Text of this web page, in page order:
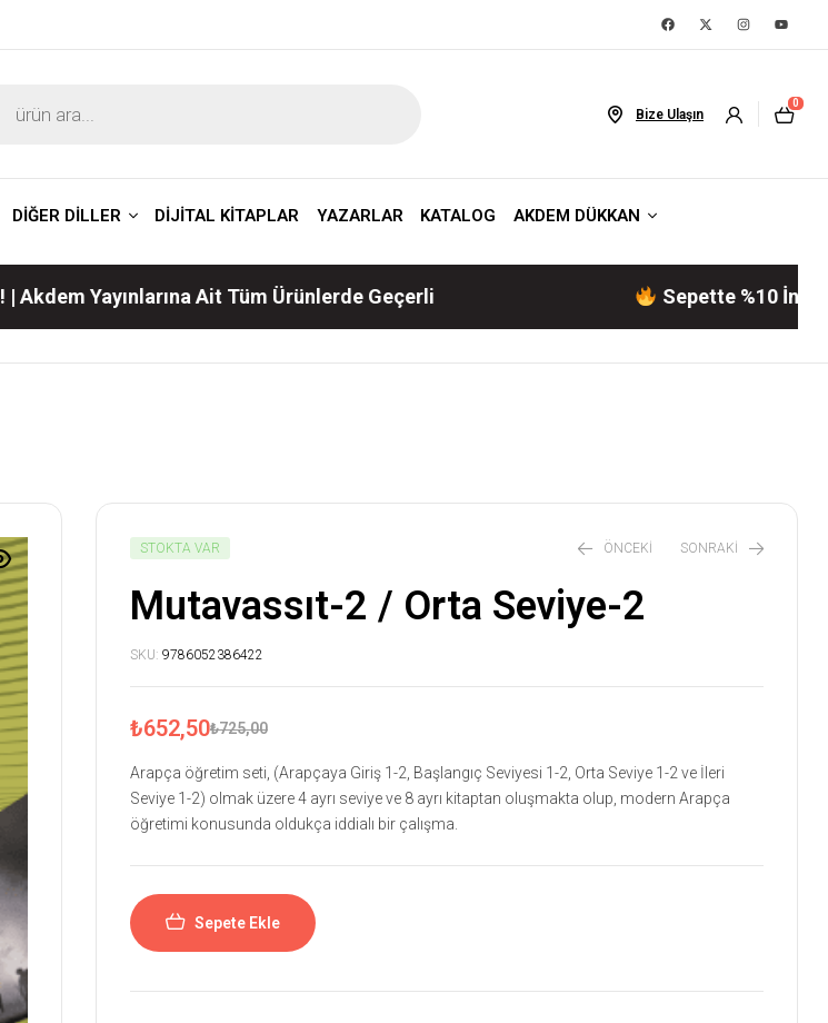
Bize Ulaşın
0
DİĞER DİLLER DİJİTAL KİTAPLAR YAZARLAR KATALOG AKDEM DÜKKAN
Ait Tüm Ürünlerde Geçerli Sepette %10 İndirim! |
STOKTA VAR ÖNCEKI SONRAKI
Mutavassıt-2 / Orta Seviye-2
SKU: 9786052386422
₺725,00
₺652,50
Arapça öğretim seti, (Arapçaya Giriş 1-2, Başlangıç Seviyesi 1-2, Orta Seviye 1-2 ve İleri
Seviye 1-2) olmak üzere 4 ayrı seviye ve 8 ayrı kitaptan oluşmakta olup, modern Arapça
öğretimi konusunda oldukça iddialı bir çalışma.
Sepete Ekle